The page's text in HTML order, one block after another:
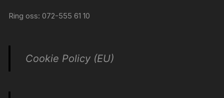
Ring oss: 072-555 61 10
Cookie Policy (EU)